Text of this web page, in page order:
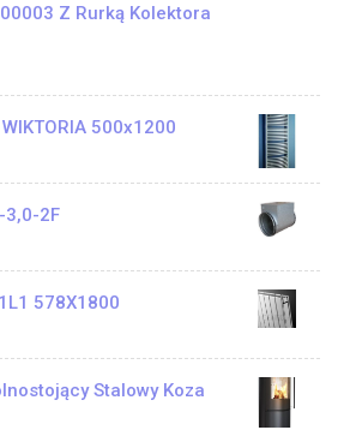
Z Rurką Kolektora
500x1200
3,0-2F
578X1800
Stalowy Koza